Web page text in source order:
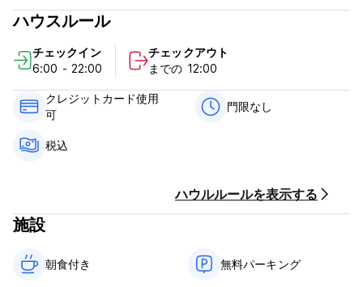
い。静かな中庭、サンテラス、または旧市街、タウルス山脈、海
の素晴らしい景色を望む屋上テラスでお楽しみいただけます。
屋外プールで泳いでリフレッシュしたり、屋根付きのリビングエ
リアで本を読みながら休息をお楽しみください。
無料のW-LANとホテルに直接ある無料駐車場を提供しています。
アタテュルク通り、アンタルヤのヤシの木通りまでは徒歩約 10
分です。ここでは、歴史的な「ハドリアヌスの門」を訪れること
過ごすことができ、その通りにはショッピングの機会もたくさん
空港または中央バスステーションとの往復送迎を有料でご利用い
ハウスルール
チェックイン
6:00 - 22:00
チェックアウト
までの 12:00
クレジットカード使用
可
門限なし
税込
ハウルルールを表示する
施設
朝食付き‎ 無料パーキング